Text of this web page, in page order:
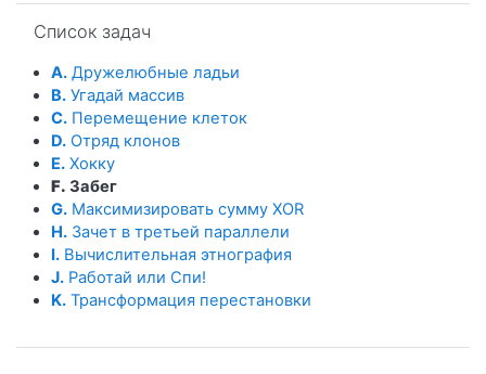
Список задач
A. Дружелюбные ладьи
B. Угадай массив
C. Перемещение клеток
D. Отряд клонов
E. Хокку
F. Забег
G. Максимизировать сумму XOR
H. Зачет в третьей параллели
I. Вычислительная этнография
J. Работай или Спи!
K. Трансформация перестановки